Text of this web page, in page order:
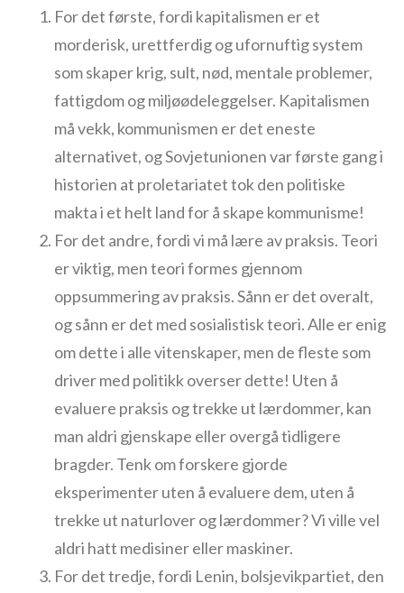
For det første, fordi kapitalismen er et
morderisk, urettferdig og ufornuftig system
som skaper krig, sult, nød, mentale problemer,
fattigdom og miljøødeleggelser. Kapitalismen
må vekk, kommunismen er det eneste
alternativet, og Sovjetunionen var første gang i
historien at proletariatet tok den politiske
makta i et helt land for å skape kommunisme!
For det andre, fordi vi må lære av praksis. Teori
er viktig, men teori formes gjennom
oppsummering av praksis. Sånn er det overalt,
og sånn er det med sosialistisk teori. Alle er enig
om dette i alle vitenskaper, men de fleste som
driver med politikk overser dette! Uten å
evaluere praksis og trekke ut lærdommer, kan
man aldri gjenskape eller overgå tidligere
bragder. Tenk om forskere gjorde
eksperimenter uten å evaluere dem, uten å
trekke ut naturlover og lærdommer? Vi ville vel
aldri hatt medisiner eller maskiner.
For det tredje, fordi Lenin, bolsjevikpartiet, den